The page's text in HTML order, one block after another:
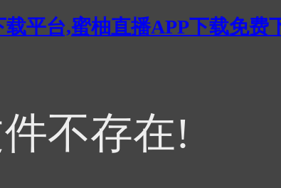
平台,蜜柚直播APP下载免费
件不存在!